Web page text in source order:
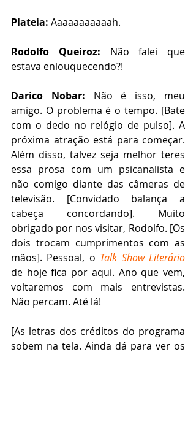
Plateia: Aaaaaaaaaaah.
Rodolfo Queiroz: Não falei que
estava enlouquecendo?!
Darico Nobar: Não é isso, meu
amigo. O problema é o tempo. [Bate
com o dedo no relógio de pulso]. A
próxima atração está para começar.
Além disso, talvez seja melhor teres
essa prosa com um psicanalista e
não comigo diante das câmeras de
televisão. [Convidado balança a
cabeça concordando]. Muito
obrigado por nos visitar, Rodolfo. [Os
dois trocam cumprimentos com as
mãos]. Pessoal, o Talk Show Literário
de hoje fica por aqui. Ano que vem,
voltaremos com mais entrevistas.
Não percam. Até lá!
[As letras dos créditos do programa
sobem na tela. Ainda dá para ver os